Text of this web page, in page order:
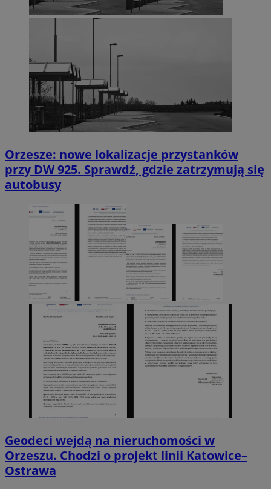
Orzesze: nowe lokalizacje przystanków
przy DW 925. Sprawdź, gdzie zatrzymują się
autobusy
Geodeci wejdą na nieruchomości w
Orzeszu. Chodzi o projekt linii Katowice–
Ostrawa